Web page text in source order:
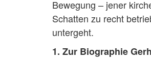
Bewegung – jener
Schatten zu recht
untergeht.
1. Zur Biographie